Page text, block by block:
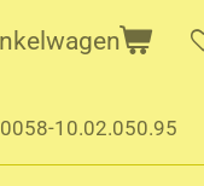
10.02.050.95